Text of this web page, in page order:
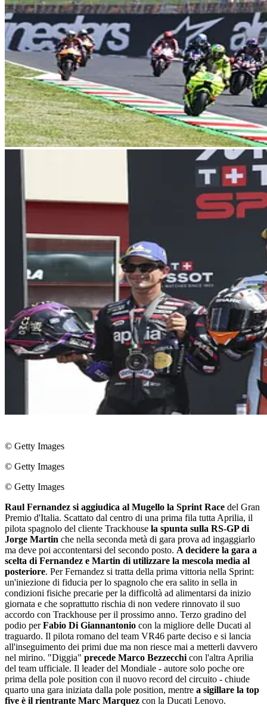
© Getty Images
© Getty Images
© Getty Images
Raul Fernandez si aggiudica al Mugello la Sprint Race del Gran
Premio d'Italia. Scattato dal centro di una prima fila tutta Aprilia, il
pilota spagnolo del cliente Trackhouse la spunta sulla RS-GP di
Jorge Martin che nella seconda metà di gara prova ad ingaggiarlo
ma deve poi accontentarsi del secondo posto. A decidere la gara a
scelta di Fernandez e Martin di utilizzare la mescola media al
posteriore. Per Fernandez si tratta della prima vittoria nella Sprint:
un'iniezione di fiducia per lo spagnolo che era salito in sella in
condizioni fisiche precarie per la difficoltà ad alimentarsi da inizio
giornata e che soprattutto rischia di non vedere rinnovato il suo
accordo con Trackhouse per il prossimo anno. Terzo gradino del
podio perFabio Di Giannantonio con la migliore delle Ducati al
traguardo. Il pilota romano del team VR46 parte deciso e si lancia
all'inseguimento dei primi due ma non riesce mai a metterli davvero
nel mirino. "Diggia" precede Marco Bezzecchi con l'altra Aprilia
del team ufficiale. Il leader del Mondiale - autore solo poche ore
prima della pole position con il nuovo record del circuito - chiude
quarto una gara iniziata dalla pole position, mentre a sigillare la top
five è il rientrante Marc Marquez con la Ducati Lenovo.